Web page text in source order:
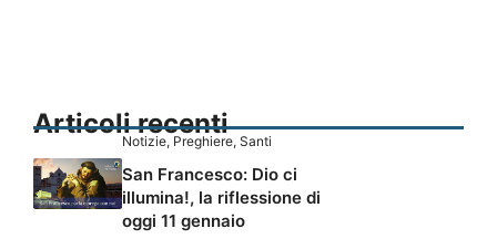
Articoli recenti
Notizie, Preghiere, Santi
San Francesco: Dio ci
illumina!, la riflessione di
oggi 11 gennaio